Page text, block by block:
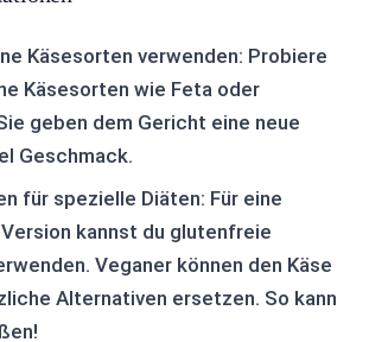
Käsesorten verwenden: Probiere
Käsesorten wie Feta oder
geben dem Gericht eine neue
Geschmack.
für spezielle Diäten: Für eine
kannst du glutenfreie
Veganer können den Käse
Alternativen ersetzen. So kann